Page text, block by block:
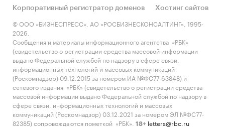
Корпоративный регистратор доменов
Хостинг сайтов
© ООО «БИЗНЕСПРЕСС», АО «РОСБИЗНЕСКОНСАЛТИНГ», 1995-
2026.
Сообщения и материалы информационного агентства «РБК»
(свидетельство о регистрации средства массовой информации
выдано Федеральной службой по надзору в сфере связи,
информационных технологий и массовых коммуникаций
(Роскомнадзор) 09.12.2015 за номером ИА №ФС77-63848) и
сетевого издания «РБК» (свидетельство о регистрации средства
массовой информации выдано Федеральной службой по надзору в
сфере связи, информационных технологий и массовых
коммуникаций (Роскомнадзор) 03.12.2021 за номером ЭЛ №ФС77-
82385) сопровождаются пометкой «РБК».
18+ letters@rbc.ru